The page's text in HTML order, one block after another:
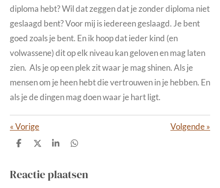
diploma hebt? Wil dat zeggen dat je zonder diploma niet
geslaagd bent? Voor mij is iedereen geslaagd. Je bent
goed zoals je bent. En ik hoop dat ieder kind (en
volwassene) dit op elk niveau kan geloven en mag laten
zien. Als je op een plek zit waar je mag shinen. Als je
mensen om je heen hebt die vertrouwen in je hebben. En
als je de dingen mag doen waar je hart ligt.
« Vorige Volgende »
D
e
n
D
l
S
r
e
D
e
n
Reactie plaatsen